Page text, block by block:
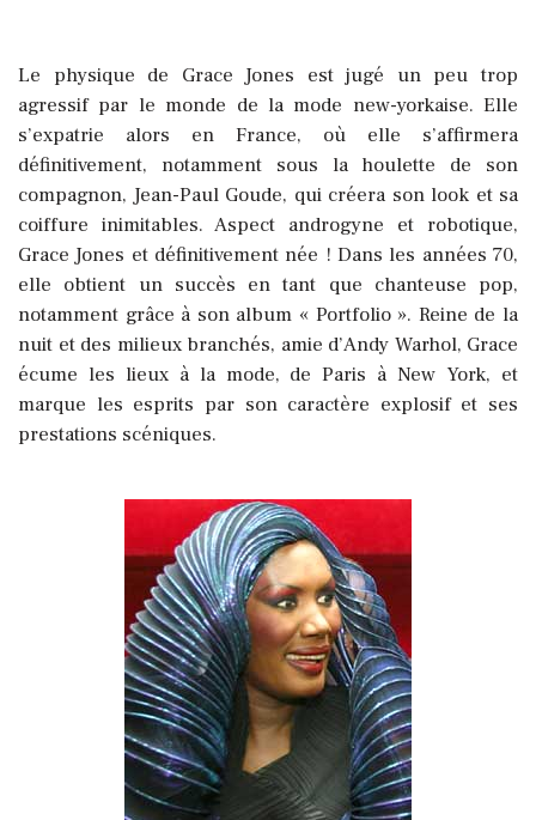
Le physique de Grace Jones est jugé un peu trop
agressif par le monde de la mode new-yorkaise. Elle
s’expatrie alors en France, où elle s’affirmera
définitivement, notamment sous la houlette de son
compagnon, Jean-Paul Goude, qui créera son look et sa
coiffure inimitables. Aspect androgyne et robotique,
Grace Jones et définitivement née ! Dans les années 70,
elle obtient un succès en tant que chanteuse pop,
notamment grâce à son album « Portfolio ». Reine de la
nuit et des milieux branchés, amie d’Andy Warhol, Grace
écume les lieux à la mode, de Paris à New York, et
marque les esprits par son caractère explosif et ses
prestations scéniques.